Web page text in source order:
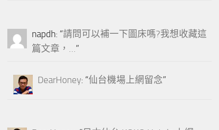
napdh: “請問可以補一下圖床嗎?我想收藏這
篇文章，…”
DearHoney: “仙台機場上網留念”